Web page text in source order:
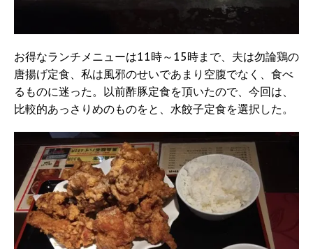
お得なランチメニューは11時～15時まで、夫は勿論鶏の
唐揚げ定食、私は風邪のせいであまり空腹でなく、食べ
るものに迷った。以前酢豚定食を頂いたので、今回は、
比較的あっさりめのものをと、水餃子定食を選択した。